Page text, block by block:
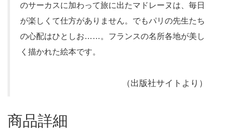
のサーカスに加わって旅に出たマドレーヌは、毎日
が楽しくて仕方がありません。でもパリの先生たち
の心配はひとしお……。フランスの名所各地が美し
く描かれた絵本です。
（出版社サイトより）
商品詳細